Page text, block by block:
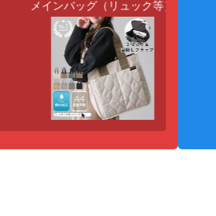
メインバッグ（リュック等）